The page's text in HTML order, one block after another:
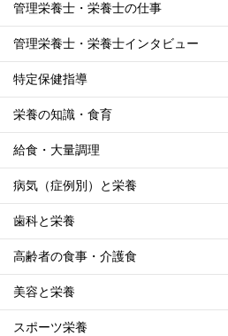
管理栄養士・栄養士の仕事
管理栄養士・栄養士インタビュー
特定保健指導
栄養の知識・食育
給食・大量調理
病気（症例別）と栄養
歯科と栄養
高齢者の食事・介護食
美容と栄養
スポーツ栄養